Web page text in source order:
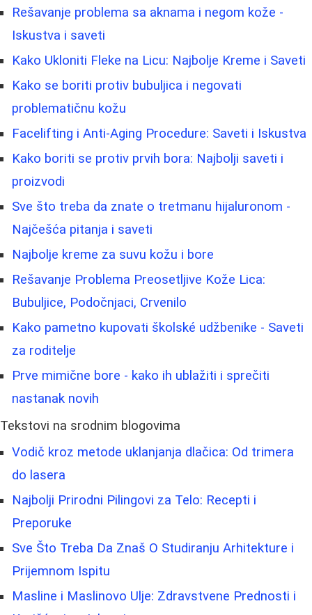
Rešavanje problema sa aknama i negom kože -
Iskustva i saveti
Kako Ukloniti Fleke na Licu: Najbolje Kreme i Saveti
Kako se boriti protiv bubuljica i negovati
problematičnu kožu
Facelifting i Anti-Aging Procedure: Saveti i Iskustva
Kako boriti se protiv prvih bora: Najbolji saveti i
proizvodi
Sve što treba da znate o tretmanu hijaluronom -
Najčešća pitanja i saveti
Najbolje kreme za suvu kožu i bore
Rešavanje Problema Preosetljive Kože Lica:
Bubuljice, Podočnjaci, Crvenilo
Kako pametno kupovati školské udžbenike - Saveti
za roditelje
Prve mimične bore - kako ih ublažiti i sprečiti
nastanak novih
Tekstovi na srodnim blogovima
Vodič kroz metode uklanjanja dlačica: Od trimera
do lasera
Najbolji Prirodni Pilingovi za Telo: Recepti i
Preporuke
Sve Što Treba Da Znaš O Studiranju Arhitekture i
Prijemnom Ispitu
Masline i Maslinovo Ulje: Zdravstvene Prednosti i